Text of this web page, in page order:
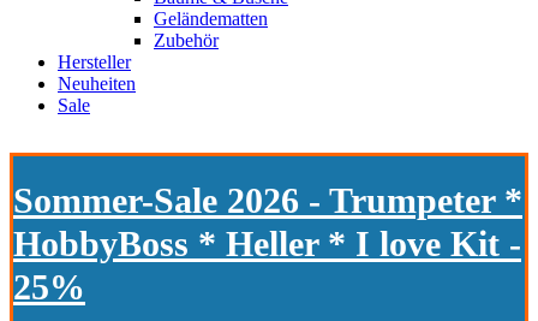
Geländematten
Zubehör
Hersteller
Neuheiten
Sale
Sommer-Sale 2026 - Trumpeter *
HobbyBoss * Heller * I love Kit -
25%